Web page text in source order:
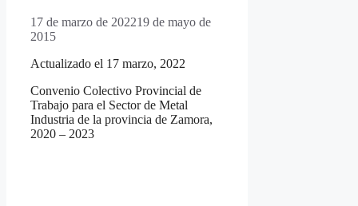
17 de marzo de 202219 de mayo de
2015
Actualizado el 17 marzo, 2022
Convenio Colectivo Provincial de
Trabajo para el Sector de Metal
Industria de la provincia de Zamora,
2020 – 2023